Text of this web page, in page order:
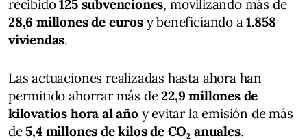
recibido125 subvenciones, movilizando más de
28,6 millones de eurosy beneficiando a1.858
viviendas.
Las actuaciones realizadas hasta ahora han
permitido ahorrar más de22,9 millones de
kilovatios hora al añoy evitar la emisión de más
de5,4 millones de kilos de CO₂ anuales.